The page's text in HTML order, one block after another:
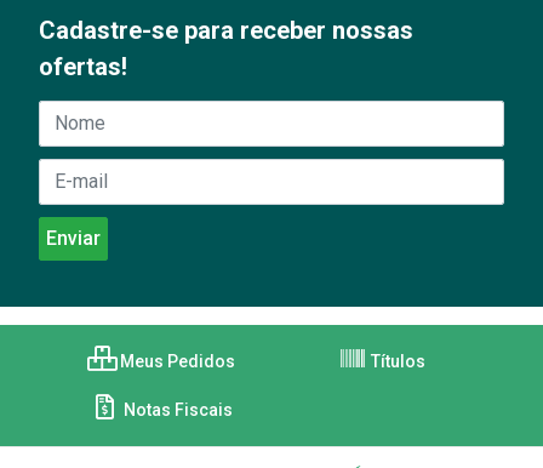
Cadastre-se para receber nossas
ofertas!
Meus Pedidos Títulos
Notas Fiscais